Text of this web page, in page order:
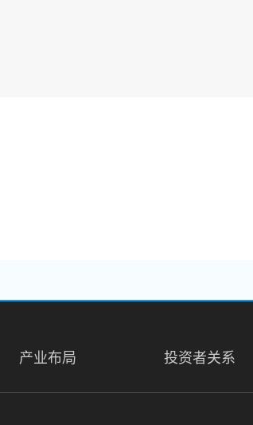
产业布局 投资者关系